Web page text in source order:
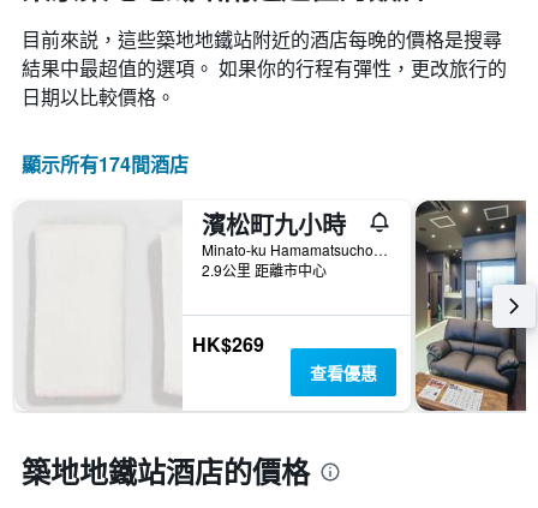
目前來説，這些築地地鐵站​附近的​酒店每晚的價格是搜尋
結果中最超值的選項。 如果你的行程有彈性，更改旅行的
日期以比較價格。
顯示所有174間酒店
濱松町九小時
Minato-ku Hamamatsucho 1-25-20, 東京, 日本
2.9公里 距離市中心
HK$269
查看優惠
築地地鐵站酒店的價格